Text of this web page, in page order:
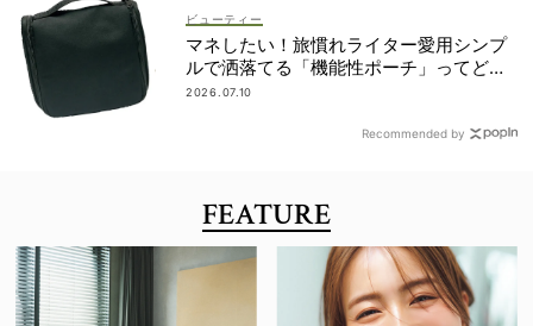
ビューティー
マネしたい！旅慣れライター愛用シンプ
ルで洒落てる「機能性ポーチ」ってどこ
の？
2026.07.10
Recommended by
FEATURE